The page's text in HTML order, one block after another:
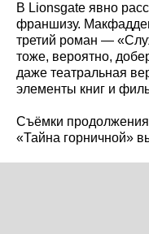
В Lionsgate явно
франшизу.
третий роман —
тоже, вероятно,
даже театральная
элементы книг и
Съёмки продолжения
«Тайна горничной»